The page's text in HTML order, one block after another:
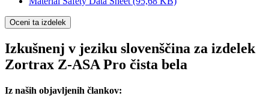
Oceni ta izdelek
Izkušnenj v jeziku slovenščina za izdelek
Zortrax Z-ASA Pro čista bela
Iz naših objavljenih člankov: